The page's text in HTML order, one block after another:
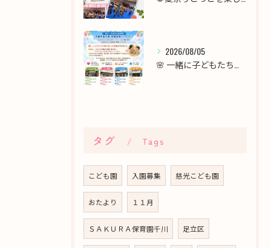
2026/08/05
タグ Tags
こども園 入園募集 慈光こども園
おたより １１月
ＳＡＫＵＲＡ保育園千川 足立区